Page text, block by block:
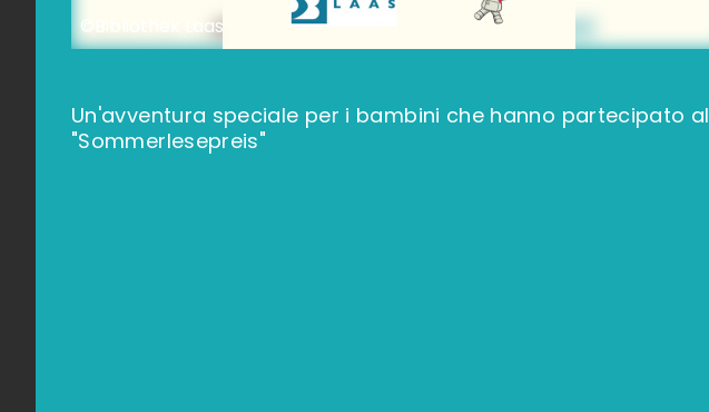
©Bibliothek Laas
Un'avventura speciale per i bambini che hanno partecipato al
"Sommerlesepreis"